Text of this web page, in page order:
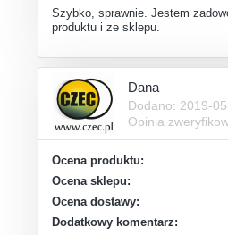
Szybko, sprawnie. Jestem
produktu i ze sklepu.
Dana
Dodano: 2019-
Opinia
Ocena produktu:
Ocena sklepu:
Ocena dostawy:
Dodatkowy komentarz: